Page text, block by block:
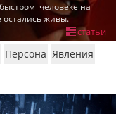
человеке на
остались живы.
статьи
Персона Явления